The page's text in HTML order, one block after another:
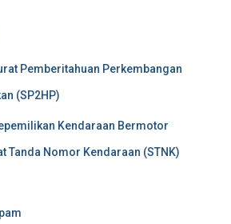
Pemberitahuan Perkembangan
(SP2HP)
Kendaraan Bermotor
Tanda Nomor Kendaraan (STNK)